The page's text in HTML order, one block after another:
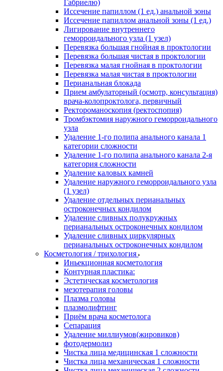
Габриелю)
Иссечение папиллом (1 ед.) анальной зоны
Иссечение папиллом анальной зоны (1 ед.)
Лигирование внутреннего
геморроидального узла (1 узел)
Перевязка большая гнойная в проктологии
Перевязка большая чистая в проктологии
Перевязка малая гнойная в проктологии
Перевязка малая чистая в проктологии
Перианальная блокада
Прием амбулаторный (осмотр, консультация)
врача-колопроктолога, первичный
Ректороманоскопия (ректоспопия)
Тромбэктомия наружного геморроидального
узла
Удаление 1-го полипа анального канала 1
категории сложности
Удаление 1-го полипа анального канала 2-я
категория сложности
Удаление каловых камней
Удаление наружного геморроидального узла
(1 узел)
Удаление отдельных перианальных
остроконечных кондилом
Удаление сливных полукружных
перианальных остроконечных кондилом
Удаление сливных циркулярных
перианальных остроконечных кондилом
Косметология / трихология
Иньекционная косметология
Контурная пластика:
Эстетическая косметология
мезотерапия головы
Плазма головы
плазмолифтинг
Приём врача косметолога
Сепарация
Удаление миллиумов(жировиков)
фотодермолиз
Чистка лица медицинская 1 сложности
Чистка лица механическая 1 сложности